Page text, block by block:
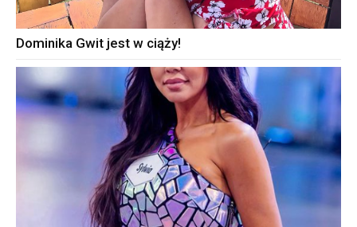
Dominika Gwit jest w ciąży!